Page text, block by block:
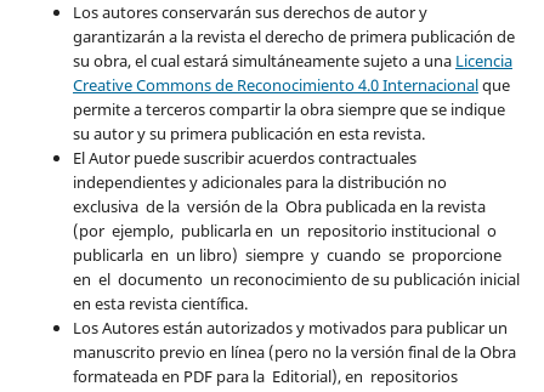
Los autores conservarán sus derechos de autor y
garantizarán a la revista el derecho de primera publicación de
su obra, el cual estará simultáneamente sujeto a una Licencia
Creative Commons de Reconocimiento 4.0 Internacionalque
permite a terceros compartir la obra siempre que se indique
su autor y su primera publicación en esta revista.
El Autor puede suscribir acuerdos contractuales
independientes y adicionales para la distribución no
exclusiva de la versión de la Obra publicada en la revista
(por ejemplo, publicarla en un repositorio institucional o
publicarla en un libro) siempre y cuando se proporcione
en el documento un reconocimiento de su publicación inicial
en esta revista científica.
Los Autores están autorizados y motivados para publicar un
manuscrito previo en línea (pero no la versión final de la Obra
formateada en PDF para la Editorial), en repositorios